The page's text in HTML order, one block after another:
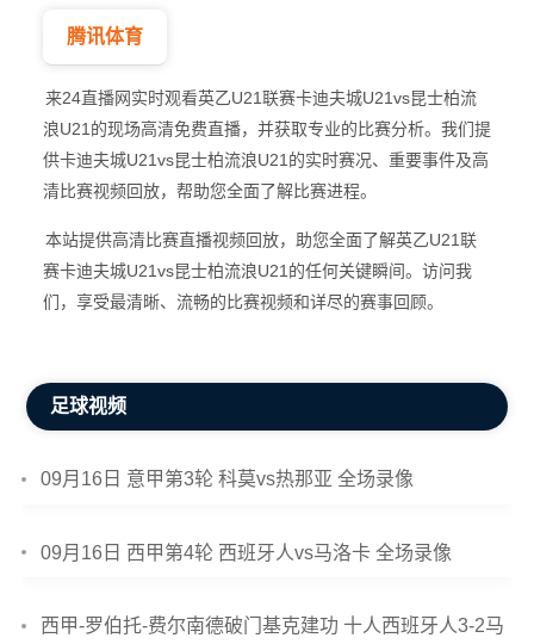
腾讯体育
来24直播网实时观看英乙U21联赛卡迪夫城U21vs昆士柏流
浪U21的现场高清免费直播，并获取专业的比赛分析。我们提
供卡迪夫城U21vs昆士柏流浪U21的实时赛况、重要事件及高
清比赛视频回放，帮助您全面了解比赛进程。
本站提供高清比赛直播视频回放，助您全面了解英乙U21联
赛卡迪夫城U21vs昆士柏流浪U21的任何关键瞬间。访问我
们，享受最清晰、流畅的比赛视频和详尽的赛事回顾。
足球视频
09月16日 意甲第3轮 科莫vs热那亚 全场录像
09月16日 西甲第4轮 西班牙人vs马洛卡 全场录像
西甲-罗伯托-费尔南德破门基克建功 十人西班牙人3-2马